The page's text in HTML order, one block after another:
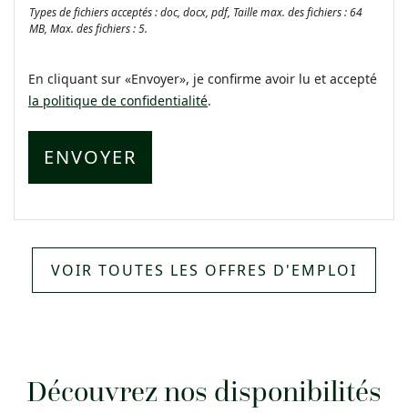
Types de fichiers acceptés : doc, docx, pdf, Taille max. des fichiers : 64
MB, Max. des fichiers : 5.
En cliquant sur «Envoyer», je confirme avoir lu et accepté
la politique de confidentialité.
VOIR TOUTES LES OFFRES D'EMPLOI
Découvrez nos disponibilités